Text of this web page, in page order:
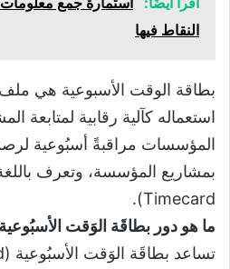
النقاط فيها
استعماله كآلية رقابية لمتابعة
المؤسسات مراقبةً أسبُوعية
Timecard).
ما هو دور بطاقَة الوَقت